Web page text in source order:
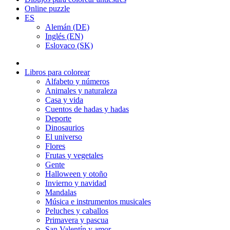
Online puzzle
ES
Alemán (DE)
Inglés (EN)
Eslovaco (SK)
Libros para colorear
Alfabeto y números
Animales y naturaleza
Casa y vida
Cuentos de hadas y hadas
Deporte
Dinosaurios
El universo
Flores
Frutas y vegetales
Gente
Halloween y otoño
Invierno y navidad
Mandalas
Música e instrumentos musicales
Peluches y caballos
Primavera y pascua